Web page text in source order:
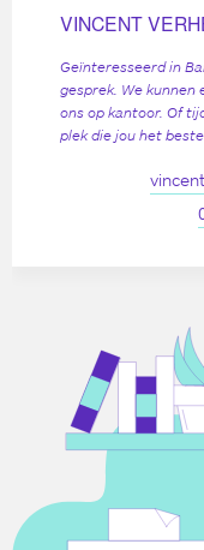
VINCENT
Geïnteresseerd in
gesprek. We
ons op kantoor. Of
plek die jou het